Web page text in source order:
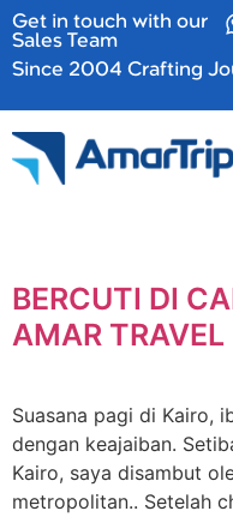
Get in touch with our
Sales Team
Since 2004 Crafting
BERCUTI DI
AMAR TRAVEL
Suasana pagi di Kairo,
dengan keajaiban.
Kairo, saya disambut
metropolitan.. Setelah